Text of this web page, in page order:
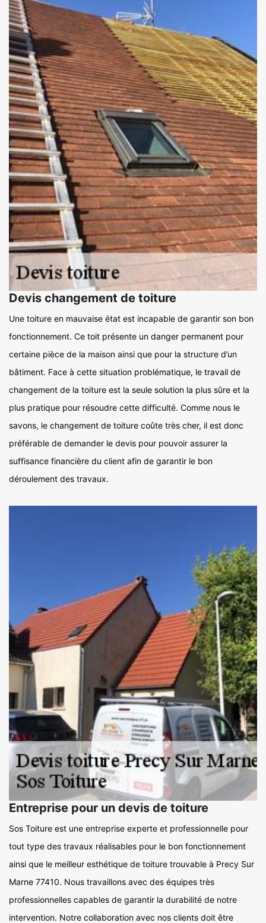
Devis changement de toiture
Une toiture en mauvaise état est incapable de garantir son bon
fonctionnement. Ce toit présente un danger permanent pour
certaine pièce de la maison ainsi que pour la structure d’un
bâtiment. Face à cette situation problématique, le travail de
changement de la toiture est la seule solution la plus sûre et la
plus pratique pour résoudre cette difficulté. Comme nous le
savons, le changement de toiture coûte très cher, il est donc
préférable de demander le devis pour pouvoir assurer la
suffisance financière du client afin de garantir le bon
déroulement des travaux.
Entreprise pour un devis de toiture
Sos Toiture est une entreprise experte et professionnelle pour
tout type des travaux réalisables pour le bon fonctionnement
ainsi que le meilleur esthétique de toiture trouvable à Precy Sur
Marne 77410. Nous travaillons avec des équipes très
professionnelles capables de garantir la durabilité de notre
intervention. Notre collaboration avec nos clients doit être